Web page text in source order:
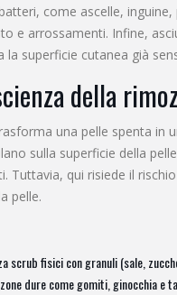
come ascelle,
e arrossamenti. Infine,
superficie cutanea già
della
una pelle spenta in
sulla superficie della pelle
Tuttavia, qui risiede il
pelle.
scrub fisici con granuli (sale,
dure come gomiti, ginocchia